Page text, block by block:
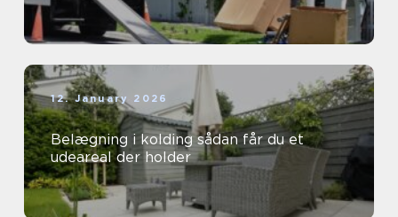
12. January 2026
Belægning i kolding sådan får du et
udeareal der holder